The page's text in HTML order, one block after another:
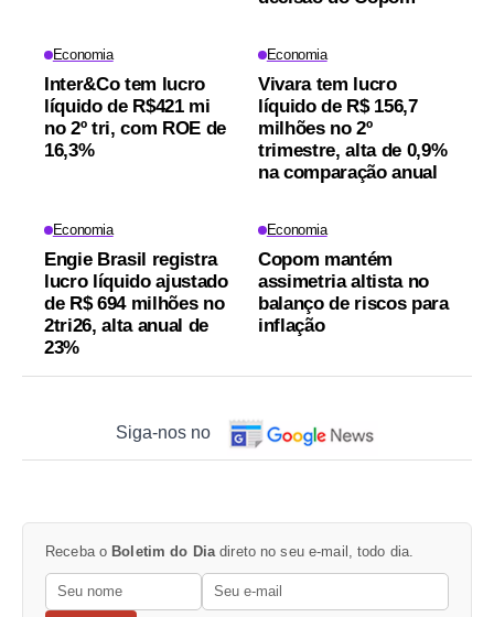
Economia
Inter&Co tem lucro
líquido de R$421 mi
no 2º tri, com ROE de
16,3%
Economia
Vivara tem lucro
líquido de R$ 156,7
milhões no 2º
trimestre, alta de 0,9%
na comparação anual
Economia
Engie Brasil registra
lucro líquido ajustado
de R$ 694 milhões no
2tri26, alta anual de
23%
Economia
Copom mantém
assimetria altista no
balanço de riscos para
inflação
Siga-nos no
Receba o Boletim do Diadireto no seu e-mail, todo dia.